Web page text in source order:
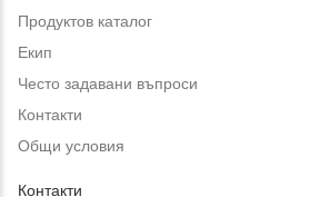
Продуктов каталог
Екип
Често задавани въпроси
Контакти
Общи условия
Контакти